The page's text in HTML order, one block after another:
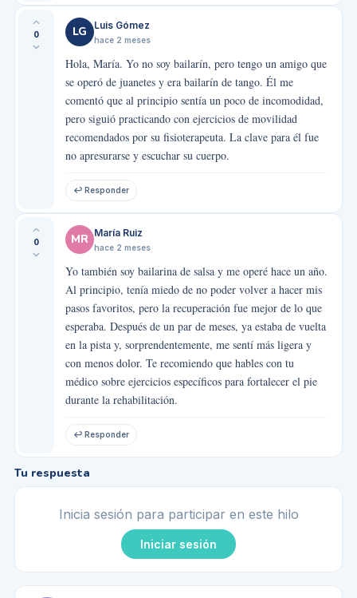
0 LG Luis Gómez
hace 2 meses
Hola, María. Yo no soy bailarín, pero tengo un amigo que
se operó de juanetes y era bailarín de tango. Él me
comentó que al principio sentía un poco de incomodidad,
pero siguió practicando con ejercicios de movilidad
recomendados por su fisioterapeuta. La clave para él fue
no apresurarse y escuchar su cuerpo.
↩ Responder
0 MR María Ruiz
hace 2 meses
Yo también soy bailarina de salsa y me operé hace un año.
Al principio, tenía miedo de no poder volver a hacer mis
pasos favoritos, pero la recuperación fue mejor de lo que
esperaba. Después de un par de meses, ya estaba de vuelta
en la pista y, sorprendentemente, me sentí más ligera y
con menos dolor. Te recomiendo que hables con tu
médico sobre ejercicios específicos para fortalecer el pie
durante la rehabilitación.
↩ Responder
Tu respuesta
Inicia sesión para participar en este hilo
Iniciar sesión